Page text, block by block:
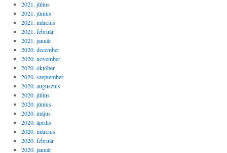
2021. július
2021. június
2021. március
2021. február
2021. január
2020. december
2020. november
2020. október
2020. szeptember
2020. augusztus
2020. július
2020. június
2020. május
2020. április
2020. március
2020. február
2020. január